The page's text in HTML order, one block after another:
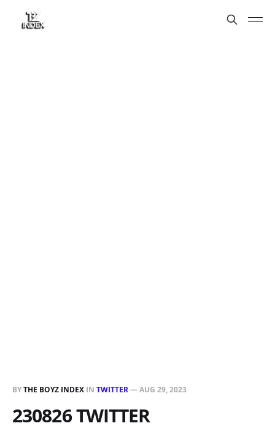
BYTHE BOYZ INDEX IN TWITTER—AUG 29, 2023
230826 TWITTER